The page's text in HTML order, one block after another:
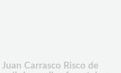
Carrasco Risco de